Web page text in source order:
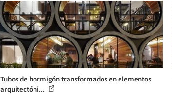
Tubos de hormigón transformados en elementos
arquitectóni...